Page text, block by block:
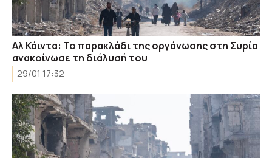
Αλ Κάιντα: Το παρακλάδι της οργάνωσης στη Συρία
ανακοίνωσε τη διάλυσή του
29/01 17:32